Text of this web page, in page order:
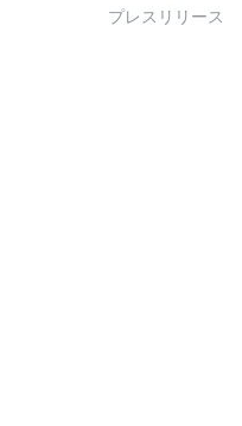
プレスリリース